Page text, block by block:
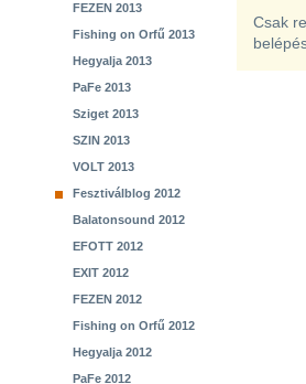
FEZEN 2013
Fishing on Orfű 2013
Hegyalja 2013
PaFe 2013
Sziget 2013
SZIN 2013
VOLT 2013
Fesztiválblog 2012
Balatonsound 2012
EFOTT 2012
EXIT 2012
FEZEN 2012
Fishing on Orfű 2012
Hegyalja 2012
PaFe 2012
Csak